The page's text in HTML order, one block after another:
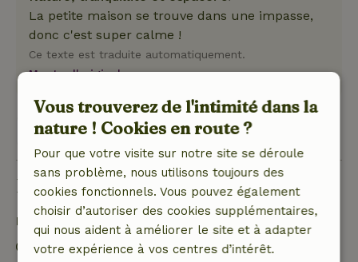
La petite maison se trouve dans une impasse,
donc c'est super calme !
Ce texte est traduite automatiquement.
Montre l'original.
Voir les 6 avis
Bon à savoir
Détails du séjour
Arrivée: 15:00- 22:00
Vous trouverez de l'intimité dans la
nature ! Cookies en route ?
Pour que votre visite sur notre site se déroule
sans problème, nous utilisons toujours des
cookies fonctionnels. Vous pouvez également
choisir d’autoriser des cookies supplémentaires,
qui nous aident à améliorer le site et à adapter
votre expérience à vos centres d’intérêt.